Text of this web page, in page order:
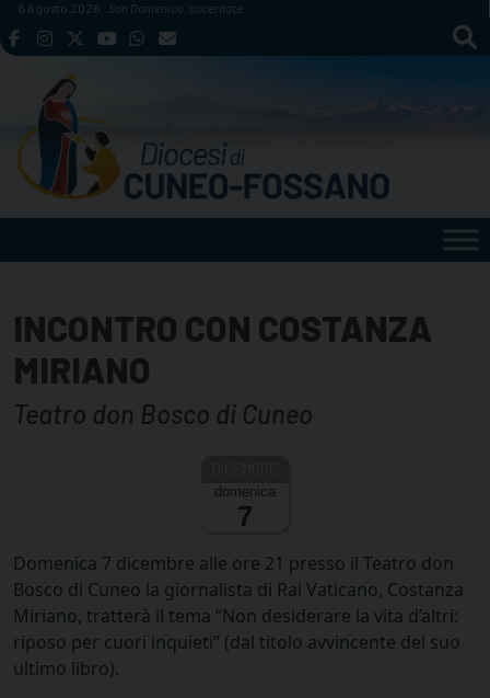
Skip
to
8 Agosto 2026 San Domenico, sacerdote
INCONTRO CON COSTANZA
MIRIANO
Teatro don Bosco di Cuneo
domenica
7
Domenica 7 dicembre alle ore 21 presso il Teatro don
Bosco di Cuneo la giornalista di Rai Vaticano, Costanza
Miriano, tratterà il tema “Non desiderare la vita d’altri:
riposo per cuori inquieti” (dal titolo avvincente del suo
ultimo libro).